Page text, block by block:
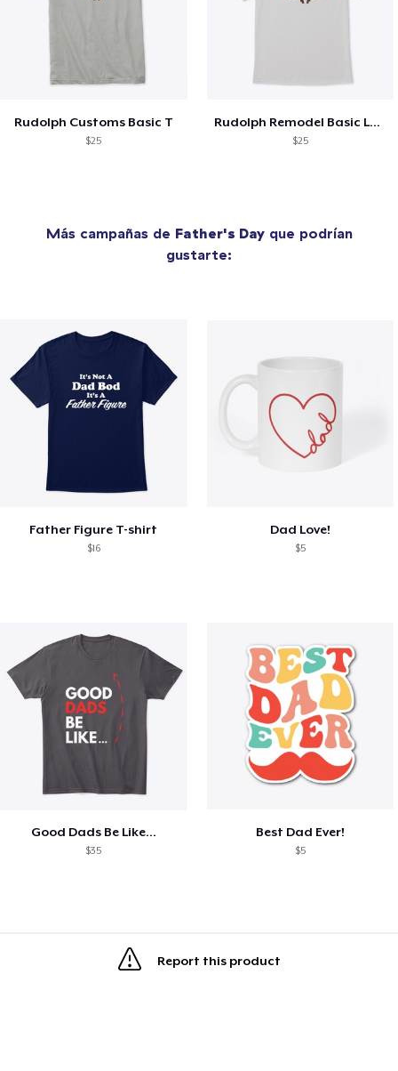
Rudolph Customs Basic T
$25
Rudolph Remodel Basic Logo
$25
Más campañas de Father's Dayque podrían
gustarte:
Father Figure T-shirt
$16
Dad Love!
$5
Good Dads Be Like...
$35
Best Dad Ever!
$5
Report this product